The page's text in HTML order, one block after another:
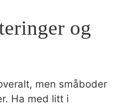
og
men småboder
Ha med litt i